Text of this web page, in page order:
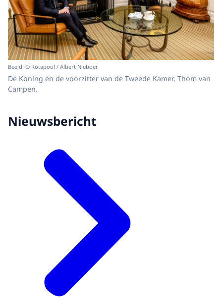
Beeld: © Rotapool / Albert Nieboer
De Koning en de voorzitter van de Tweede Kamer, Thom van
Campen.
Nieuwsbericht